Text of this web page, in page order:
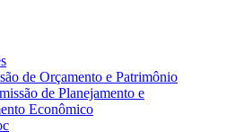
de Orçamento e Patrimônio
de Planejamento e
Econômico